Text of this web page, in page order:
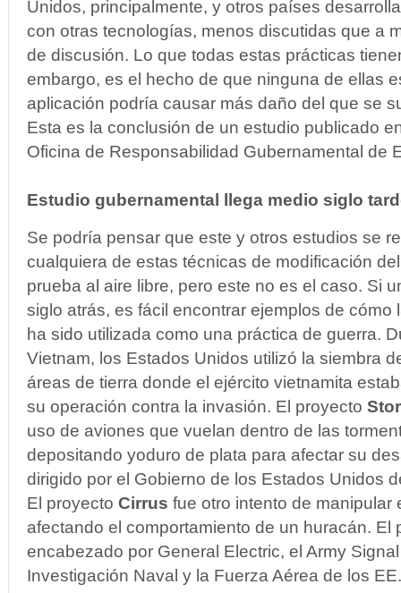
Unidos, principalmente, y otros países
con otras tecnologías, menos discutidas que a
de discusión. Lo que todas estas prácticas
embargo, es el hecho de que ninguna de ellas
aplicación podría causar más daño del que se
Esta es la conclusión de un estudio publicado
Oficina de Responsabilidad Gubernamental de
Estudio gubernamental llega medio siglo
Se podría pensar que este y otros estudios se
cualquiera de estas técnicas de modificación
prueba al aire libre, pero este no es el caso. Si
siglo atrás, es fácil encontrar ejemplos de cómo
ha sido utilizada como una práctica de guerra.
Vietnam, los Estados Unidos utilizó la siembra
áreas de tierra donde el ejército vietnamita
su operación contra la invasión. El proyecto
uso de aviones que vuelan dentro de las
depositando yoduro de plata para afectar su
dirigido por el Gobierno de los Estados Unidos
El proyecto Cirrus fue otro intento de manipular
afectando el comportamiento de un huracán. El
encabezado por General Electric, el Army
Investigación Naval y la Fuerza Aérea de los